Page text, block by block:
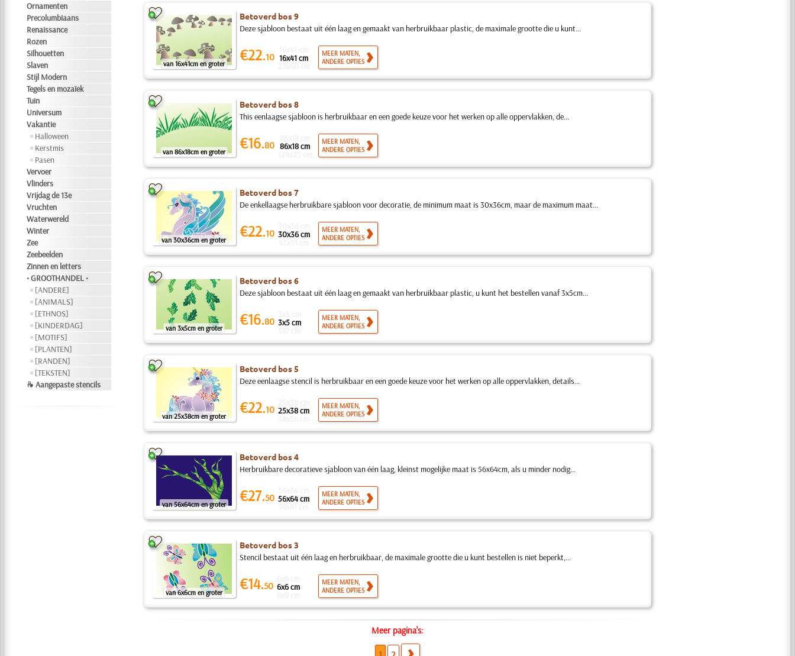
Ornamenten
Precolumbiaans
Renaissance
Rozen
Silhouetten
Slaven
Stijl Modern
Tegels en mozaïek
Tuin
Universum
Vakantie
Halloween
Kerstmis
Pasen
Vervoer
Vlinders
Vrijdag de 13e
Vruchten
Waterwereld
Winter
Zee
Zeebeelden
Zinnen en letters
• GROOTHANDEL •
[ANDERE]
[ANIMALS]
[ETHNOS]
[KINDERDAG]
[MOTIFS]
[PLANTEN]
[RANDEN]
[TEKSTEN]
❧ Aangepaste stencils
van 16x41cm en groter
Betoverd bos 9
Deze sjabloon bestaat uit één laag en gemaakt van herbruikbaar plastic, de maximale grootte die u kunt...
€22.10 16x41 cm
MEER MATEN,
ANDERE OPTIES
van 86x18cm en groter
Betoverd bos 8
This eenlaagse sjabloon is herbruikbaar en een goede keuze voor het werken op alle oppervlakken, de...
€16.80 86x18 cm
MEER MATEN,
ANDERE OPTIES
van 30x36cm en groter
Betoverd bos 7
De enkellaagse herbruikbare sjabloon voor decoratie, de minimum maat is 30x36cm, maar de maximum maat...
€22.10 30x36 cm
MEER MATEN,
ANDERE OPTIES
van 3x5cm en groter
Betoverd bos 6
Deze sjabloon bestaat uit één laag en gemaakt van herbruikbaar plastic, u kunt het bestellen vanaf 3x5cm...
€16.80 3x5 cm
MEER MATEN,
ANDERE OPTIES
van 25x38cm en groter
Betoverd bos 5
Deze eenlaagse stencil is herbruikbaar en een goede keuze voor het werken op alle oppervlakken, details...
€22.10 25x38 cm
MEER MATEN,
ANDERE OPTIES
van 56x64cm en groter
Betoverd bos 4
Herbruikbare decoratieve sjabloon van één laag, kleinst mogelijke maat is 56x64cm, als u minder nodig...
€27.50 56x64 cm
MEER MATEN,
ANDERE OPTIES
van 6x6cm en groter
Betoverd bos 3
Stencil bestaat uit één laag en herbruikbaar, de maximale grootte die u kunt bestellen is niet beperkt,...
€14.50 6x6 cm
MEER MATEN,
ANDERE OPTIES
Meer pagina's: